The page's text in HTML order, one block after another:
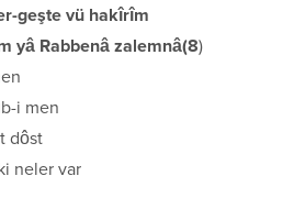
geşte vü hakîrîm
yâ Rabbenâ zalemnâ(8)
i men
dôst
neler var